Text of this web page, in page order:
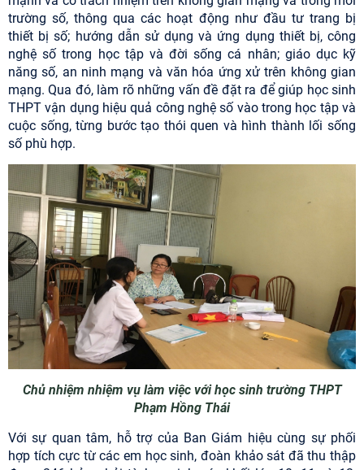
trường số, thông qua các hoạt động như đầu tư trang bị
thiết bị số; hướng dẫn sử dụng và ứng dụng thiết bị, công
nghệ số trong học tập và đời sống cá nhân; giáo dục kỹ
năng số, an ninh mạng và văn hóa ứng xử trên không gian
mạng. Qua đó, làm rõ những vấn đề đặt ra để giúp học sinh
THPT vận dụng hiệu quả công nghệ số vào trong học tập và
cuộc sống, từng bước tạo thói quen và hình thành lối sống
số phù hợp.
Chủ nhiệm nhiệm vụ làm việc với học sinh trường THPT
Phạm Hồng Thái
Với sự quan tâm, hỗ trợ của Ban Giám hiệu cùng sự phối
hợp tích cực từ các em học sinh, đoàn khảo sát đã thu thập